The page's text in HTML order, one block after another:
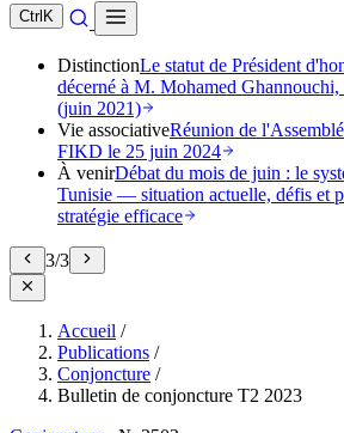
Ctrl K
DistinctionLe statut de Président
décerné à M. Mohamed
(juin 2021)
Vie associativeRéunion de
FIKD le 25 juin 2024
À venirDébat du mois de juin : le
Tunisie — situation actuelle, défis et
stratégie efficace
3/3
Accueil /
Publications /
Conjoncture /
Bulletin de conjoncture T2 2023